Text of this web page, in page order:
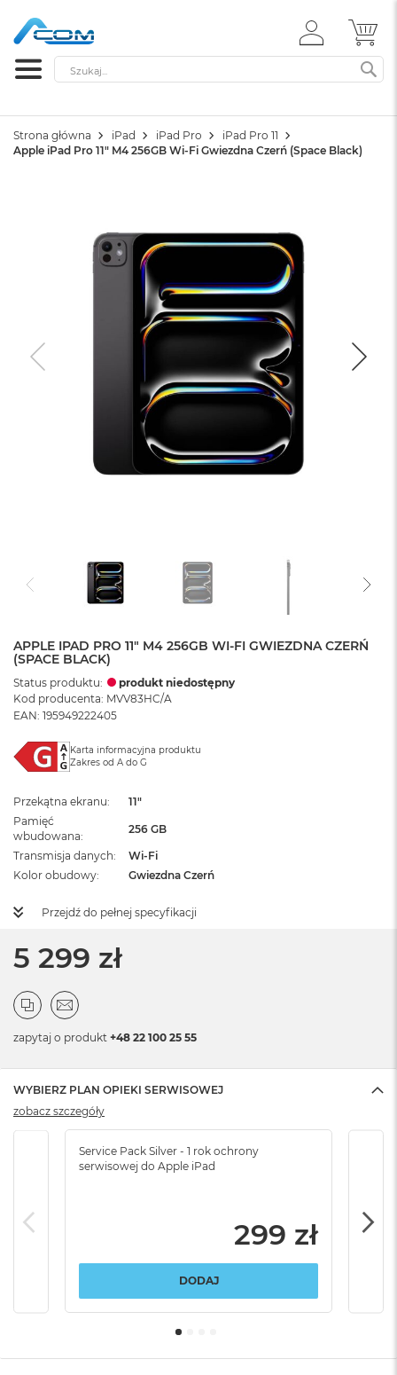
ZALOGUJ
SIĘ
Szukaj
Strona główna iPad iPad Pro
iPad Pro 11
Apple iPad Pro 11" M4 256GB Wi-Fi Gwiezdna Czerń (Space Black)
APPLE IPAD PRO 11" M4 256GB WI-FI GWIEZDNA CZERŃ
(SPACE BLACK)
Status produktu:
produkt niedostępny
Kod producenta: MVV83HC/A
EAN: 195949222405
Karta informacyjna produktu
Zakres od A do G
Przekątna ekranu
11"
Pamięć
wbudowana
256 GB
Transmisja danych
Wi-Fi
Kolor obudowy
Gwiezdna Czerń
Przejdź do pełnej specyfikacji
5 299 zł
zapytaj o produkt +48 22 100 25 55
WYBIERZ PLAN OPIEKI SERWISOWEJ
Service Pack Silver - 1 rok ochrony
serwisowej do Apple iPad
299 zł
DODAJ
zobacz szczegóły